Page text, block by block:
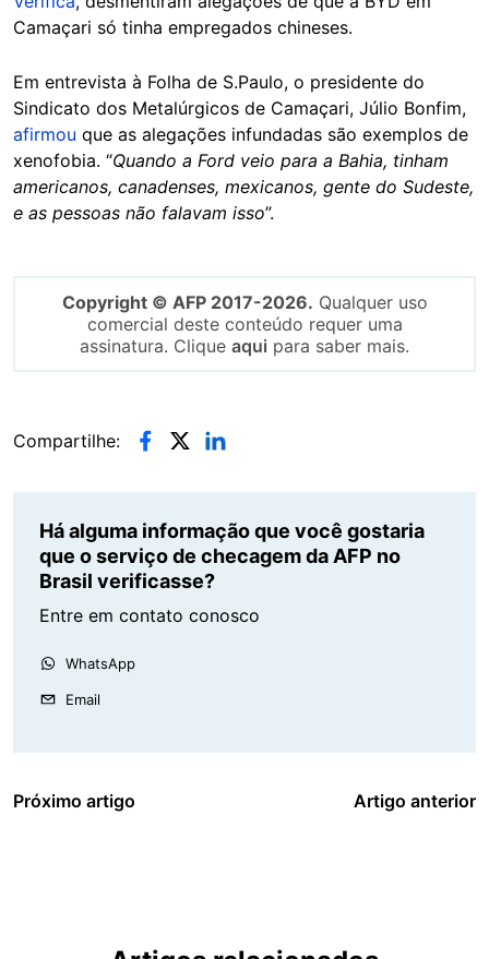
Camaçari só tinha empregados chineses.
Em entrevista à Folha de S.Paulo, o presidente do
Sindicato dos Metalúrgicos de Camaçari, Júlio Bonfim,
afirmou que as alegações infundadas são exemplos de
xenofobia. “Quando a Ford veio para a Bahia, tinham
americanos, canadenses, mexicanos, gente do Sudeste,
e as pessoas não falavam isso”.
Copyright © AFP 2017-2026. Qualquer uso
comercial deste conteúdo requer uma
assinatura. Clique aqui para saber mais.
Compartilhe:
Há alguma informação que você gostaria
que o serviço de checagem da AFP no
Brasil verificasse?
Entre em contato conosco
WhatsApp
Email
Próximo artigo Artigo anterior